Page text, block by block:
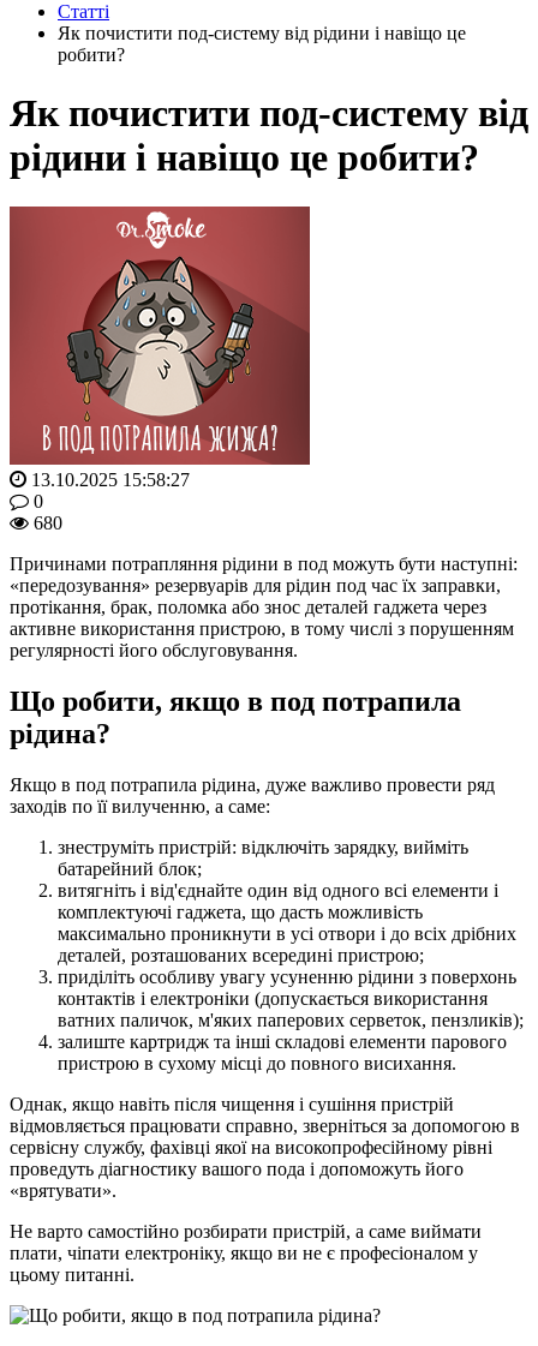
Статті
Як почистити под-систему від рідини і навіщо це
робити?
Як почистити под-систему від
рідини і навіщо це робити?
13.10.2025 15:58:27
0
680
Причинами потрапляння рідини в под можуть бути наступні:
«передозування» резервуарів для рідин под час їх заправки,
протікання, брак, поломка або знос деталей гаджета через
активне використання пристрою, в тому числі з порушенням
регулярності його обслуговування.
Що робити, якщо в под потрапила
рідина?
Якщо в под потрапила рідина, дуже важливо провести ряд
заходів по її вилученню, а саме:
знеструміть пристрій: відключіть зарядку, вийміть
батарейний блок;
витягніть і від'єднайте один від одного всі елементи і
комплектуючі гаджета, що дасть можливість
максимально проникнути в усі отвори і до всіх дрібних
деталей, розташованих всередині пристрою;
приділіть особливу увагу усуненню рідини з поверхонь
контактів і електроніки (допускається використання
ватних паличок, м'яких паперових серветок, пензликів);
залиште картридж та інші складові елементи парового
пристрою в сухому місці до повного висихання.
Однак, якщо навіть після чищення і сушіння пристрій
відмовляється працювати справно, зверніться за допомогою в
сервісну службу, фахівці якої на високопрофесійному рівні
проведуть діагностику вашого пода і допоможуть його
«врятувати».
Не варто самостійно розбирати пристрій, а саме виймати
плати, чіпати електроніку, якщо ви не є професіоналом у
цьому питанні.